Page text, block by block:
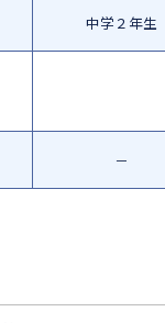
中学２年生
－